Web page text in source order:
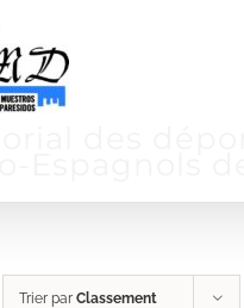
Trier par Classement